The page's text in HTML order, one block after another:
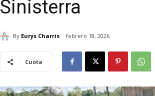
Sinisterra
By Eurys Charris febrero 18, 2026
Cuota